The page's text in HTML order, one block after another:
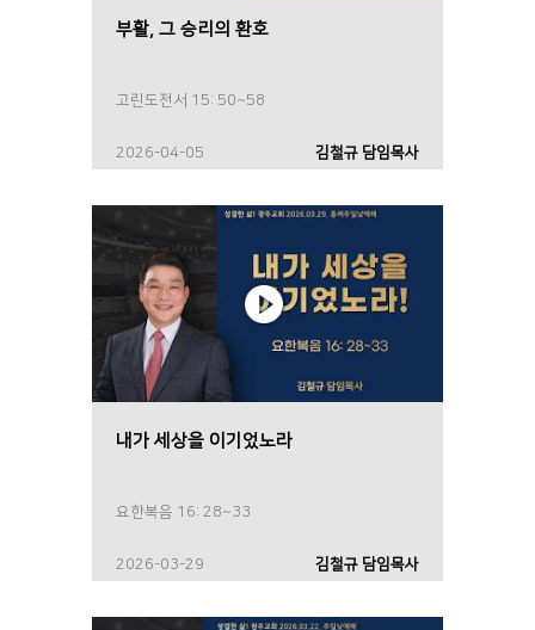
부활, 그 승리의 환호
고린도전서 15: 50~58
2026-04-05 김철규 담임목사
내가 세상을 이기었노라
요한복음 16: 28~33
2026-03-29 김철규 담임목사